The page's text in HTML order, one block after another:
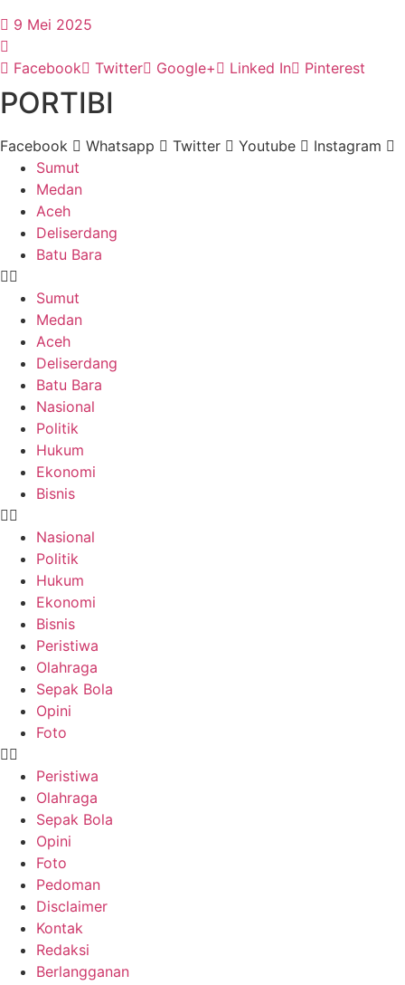
9 Mei 2025
Facebook Twitter Google+ Linked In Pinterest
PORTIBI
Facebook Whatsapp Twitter Youtube
Instagram
Sumut
Medan
Aceh
Deliserdang
Batu Bara
Sumut
Medan
Aceh
Deliserdang
Batu Bara
Nasional
Politik
Hukum
Ekonomi
Bisnis
Nasional
Politik
Hukum
Ekonomi
Bisnis
Peristiwa
Olahraga
Sepak Bola
Opini
Foto
Peristiwa
Olahraga
Sepak Bola
Opini
Foto
Pedoman
Disclaimer
Kontak
Redaksi
Berlangganan